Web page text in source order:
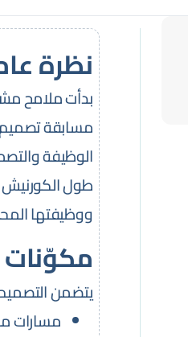
نظرة
بدأت ملامح
مسابقة
الوظيفة
طول
ووظيفتها
مكوّنات
يتضمن التصميم
مسارات